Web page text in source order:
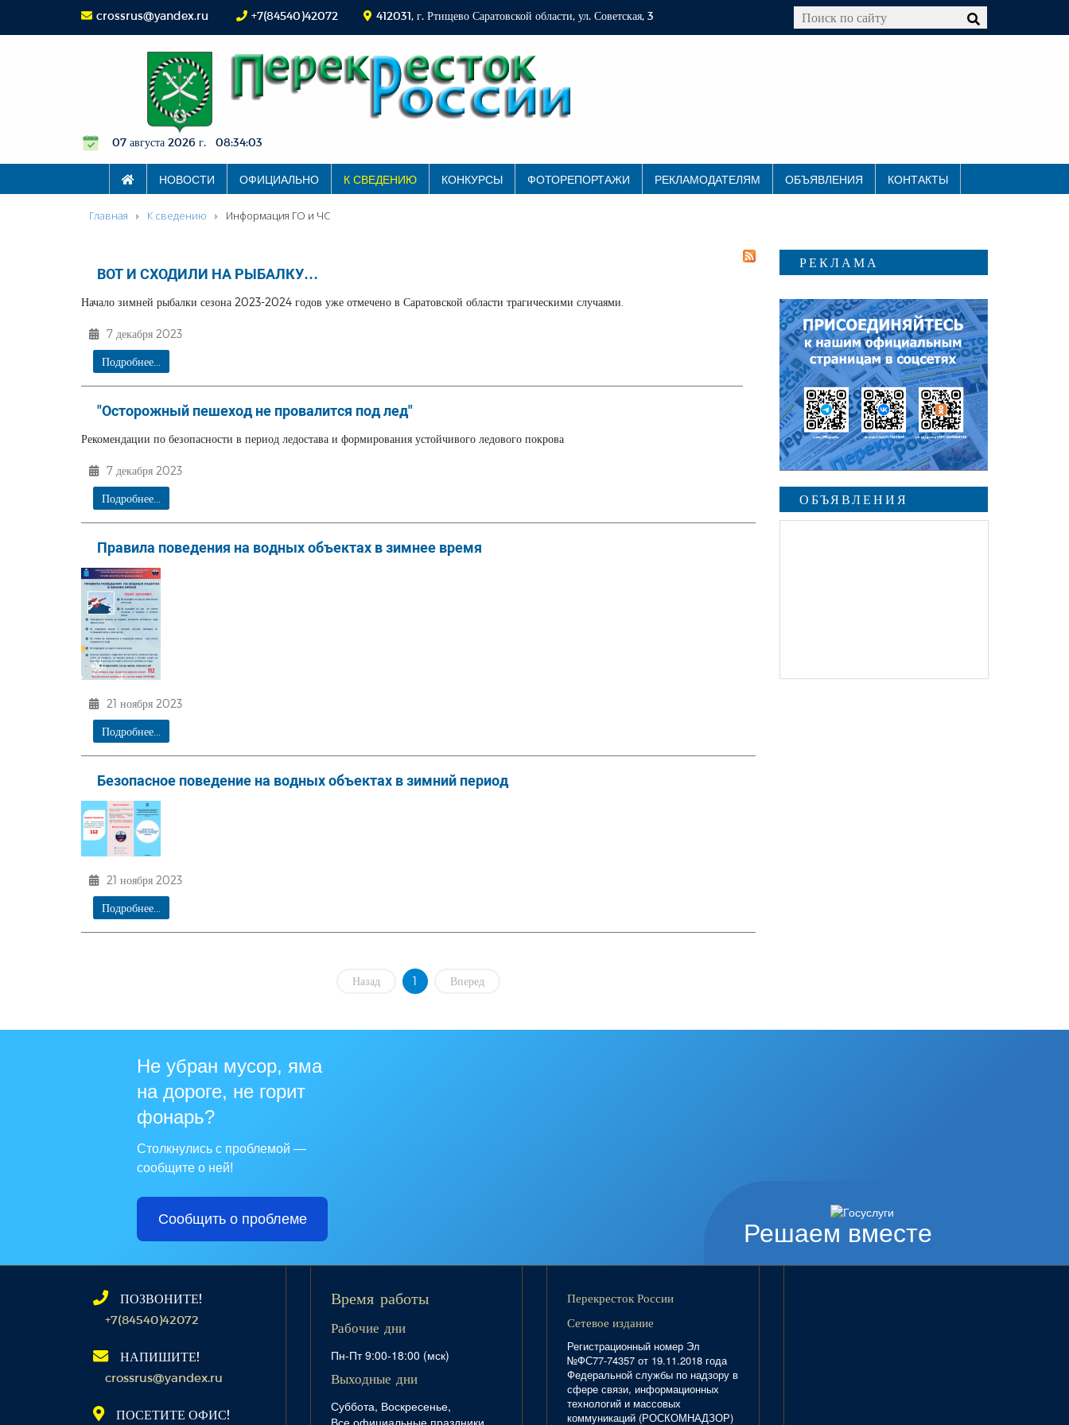
crossrus@yandex.ru +7(84540)42072 412031, г. Ртищево Саратовской области, ул. Советская, 3
07 августа 2026 г. 08:34:04
НОВОСТИ ОФИЦИАЛЬНО К СВЕДЕНИЮ КОНКУРСЫ ФОТОРЕПОРТАЖИ РЕКЛАМОДАТЕЛЯМ ОБЪЯВЛЕНИЯ КОНТАКТЫ
Главная К сведению Информация ГО и ЧС
ВОТ И СХОДИЛИ НА РЫБАЛКУ…
Начало зимней рыбалки сезона 2023-2024 годов уже отмечено в Саратовской области трагическими случаями.
7 декабря 2023
Подробнее...
"Осторожный пешеход не провалится под лед"
Рекомендации по безопасности в период ледостава и формирования устойчивого ледового покрова
7 декабря 2023
Подробнее...
Правила поведения на водных объектах в зимнее время
21 ноября 2023
Подробнее...
Безопасное поведение на водных объектах в зимний период
21 ноября 2023
Подробнее...
Назад 1 Вперед
РЕКЛАМА
ОБЪЯВЛЕНИЯ
Решаем вместе
Не убран мусор, яма
на дороге, не горит
фонарь?
Столкнулись с проблемой —
сообщите о ней!
Сообщить о проблеме
ПОЗВОНИТЕ!
+7(84540)42072
НАПИШИТЕ!
crossrus@yandex.ru
ПОСЕТИТЕ ОФИС!
Время работы
Рабочие дни
Пн-Пт 9:00-18:00 (мск)
Выходные дни
Суббота, Воскресенье,
Перекресток России
Сетевое издание
Регистрационный номер Эл
№ФС77-74357 от 19.11.2018 года
Федеральной службы по надзору в
сфере связи, информационных
технологий и массовых
коммуникаций (РОСКОМНАДЗОР)